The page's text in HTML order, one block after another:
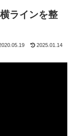
ラインを整
2025.01.14